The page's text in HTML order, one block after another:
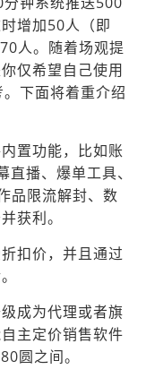
增加50人（即
人。随着场观提
仅希望自己使用
下面将着重介绍
置功能，比如账
播、爆单工具、
品限流解封、数
获利。
扣价，并且通过
成为代理或者旗
主定价销售软件
圆之间。